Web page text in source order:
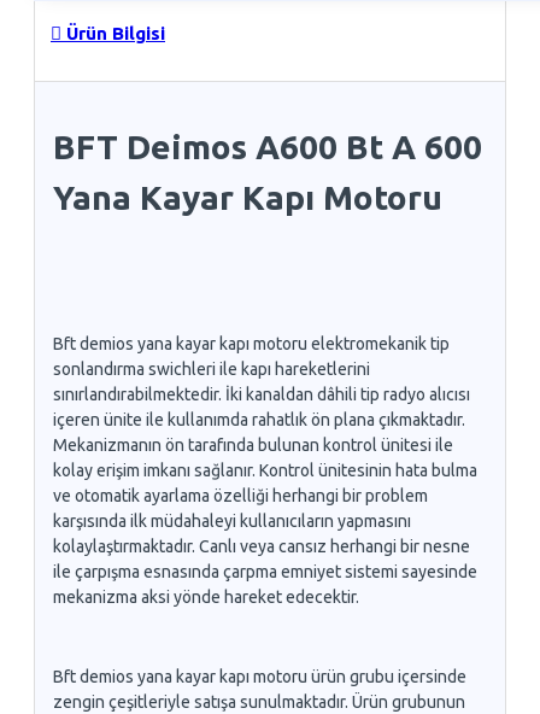
Ürün Bilgisi
BFT Deimos A600 Bt A 600
Yana Kayar Kapı Motoru
Bft demios yana kayar kapı motoru elektromekanik tip
sonlandırma swichleri ile kapı hareketlerini
sınırlandırabilmektedir. İki kanaldan dâhili tip radyo alıcısı
içeren ünite ile kullanımda rahatlık ön plana çıkmaktadır.
Mekanizmanın ön tarafında bulunan kontrol ünitesi ile
kolay erişim imkanı sağlanır. Kontrol ünitesinin hata bulma
ve otomatik ayarlama özelliği herhangi bir problem
karşısında ilk müdahaleyi kullanıcıların yapmasını
kolaylaştırmaktadır. Canlı veya cansız herhangi bir nesne
ile çarpışma esnasında çarpma emniyet sistemi sayesinde
mekanizma aksi yönde hareket edecektir.
Bft demios yana kayar kapı motoru ürün grubu içersinde
zengin çeşitleriyle satışa sunulmaktadır. Ürün grubunun